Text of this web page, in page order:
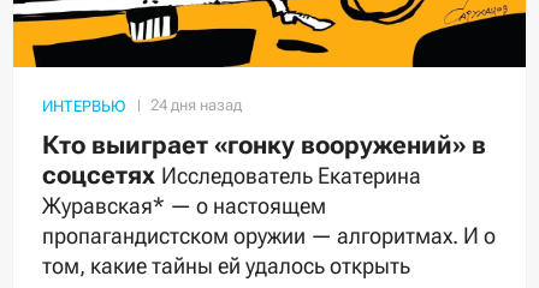
ИНТЕРВЬЮ
Кто выиграет «гонку вооружений» в
соцсетях Исследователь Екатерина
Журавская* — о настоящем
пропагандистском оружии — алгоритмах. И о
том, какие тайны ей удалось открыть